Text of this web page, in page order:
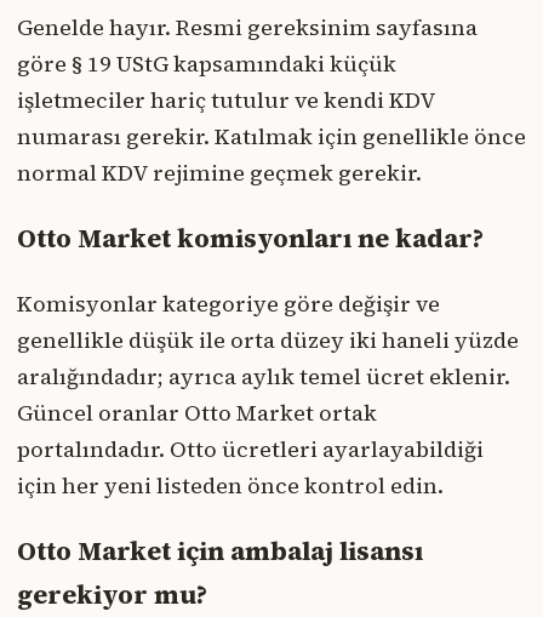
Genelde hayır. Resmi gereksinim sayfasına
göre § 19 UStG kapsamındaki küçük
işletmeciler hariç tutulur ve kendi KDV
numarası gerekir. Katılmak için genellikle önce
normal KDV rejimine geçmek gerekir.
Otto Market komisyonları ne kadar?
Komisyonlar kategoriye göre değişir ve
genellikle düşük ile orta düzey iki haneli yüzde
aralığındadır; ayrıca aylık temel ücret eklenir.
Güncel oranlar Otto Market ortak
portalındadır. Otto ücretleri ayarlayabildiği
için her yeni listeden önce kontrol edin.
Otto Market için ambalaj lisansı
gerekiyor mu?